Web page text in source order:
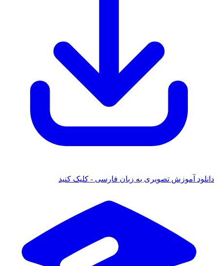
دانلود آموزش تصویری به زبان فارسی - کلیک کنید